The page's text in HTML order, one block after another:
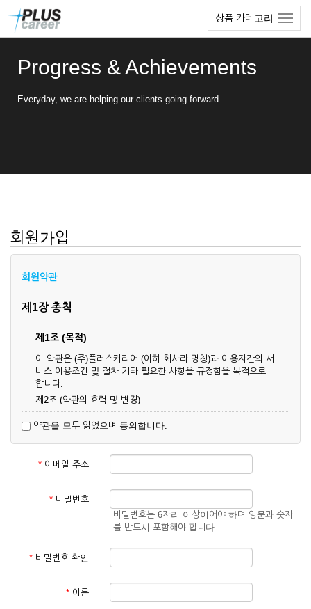
상품 카테고리
Progress & Achievements
Everyday, we are helping our clients going forward.
회원가입
회원약관
제1장 총칙
제1조 (목적)
이 약관은 (주)플러스커리어 (이하 회사라 명칭)과 이용자간의 서
비스 이용조건 및 절차 기타 필요한 사항을 규정함을 목적으로
합니다.
제2조 (약관의 효력 및 변경)
업상 중요 하거나 합리적인 사유가 발생할 경우 온라인 공사를
통하여 변경할 수 있습니다.
② 회원은 변경된 약관에 동의하지 않을 경우 서비스 이용을 중
단하고 이용계약을 해지할 수 있습니다. 약관의 효력 발생일 이
것으로 간주됩니다.
제3조 (약관의 외 준칙)
관계법령의 규정에 따릅니다.
약관을 모두 읽었으며 동의합니다.
* 이메일 주소
* 비밀번호
비밀번호는 6자리 이상이어야 하며 영문과 숫자
를 반드시 포함해야 합니다.
* 비밀번호 확인
* 이름